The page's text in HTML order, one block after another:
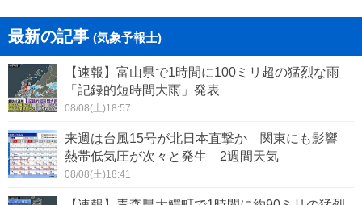
最新の記事 (気象予報士)
【速報】富山県で1時間に100ミリ超の猛烈な雨
「記録的短時間大雨」発表
08/08(土)18:57
来週は台風15号が北日本直撃か 関東にも影響
熱帯低気圧が次々と発生 2週間天気
08/08(土)18:41